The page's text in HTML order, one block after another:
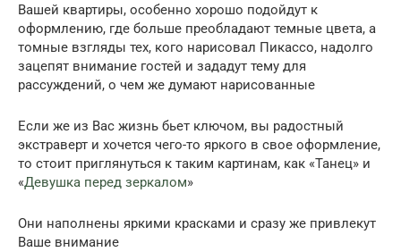
Вашей квартиры, особенно хорошо подойдут к
оформлению, где больше преобладают темные цвета, а
томные взгляды тех, кого нарисовал Пикассо, надолго
зацепят внимание гостей и зададут тему для
рассуждений, о чем же думают нарисованные
Если же из Вас жизнь бьет ключом, вы радостный
экстраверт и хочется чего-то яркого в свое оформление,
то стоит приглянуться к таким картинам, как «Танец» и
«Девушка перед зеркалом»
Они наполнены яркими красками и сразу же привлекут
Ваше внимание